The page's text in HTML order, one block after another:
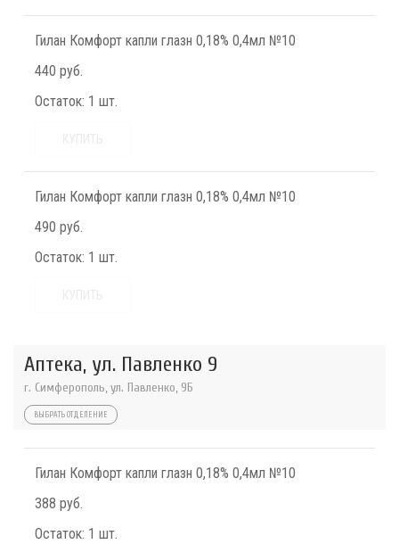
Гилан Комфорт капли глазн 0,18% 0,4мл №10
440 руб.
Остаток: 1 шт.
Гилан Комфорт капли глазн 0,18% 0,4мл №10
490 руб.
Остаток: 1 шт.
Аптека, ул. Павленко 9
г. Симферополь, ул. Павленко, 9Б
ВЫБРАТЬ ОТДЕЛЕНИЕ
Гилан Комфорт капли глазн 0,18% 0,4мл №10
388 руб.
Остаток: 1 шт.